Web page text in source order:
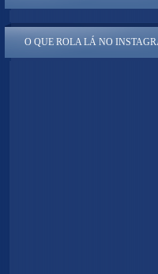
O QUE ROLA LÁ NO